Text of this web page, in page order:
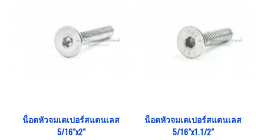
น็อตหัวจมเตเปอร์สแตนเลส
5/16"x2"
น็อตหัวจมเตเปอร์สแตนเลส
5/16"x1.1/2"